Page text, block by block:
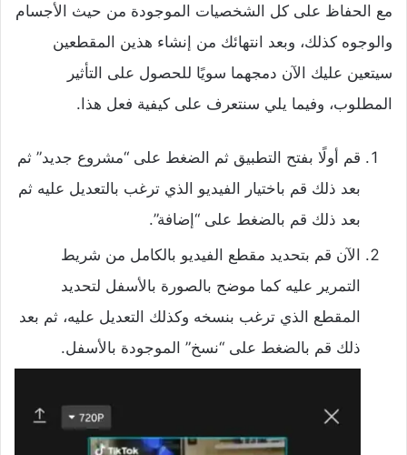
مع الحفاظ على كل الشخصيات الموجودة من حيث الأجسام
والوجوه كذلك، وبعد انتهائك من إنشاء هذين المقطعين
سيتعين عليك الآن دمجهما سويًا للحصول على التأثير
المطلوب، وفيما يلي سنتعرف على كيفية فعل هذا.
قم أولًا بفتح التطبيق ثم الضغط على “مشروع جديد” ثم
بعد ذلك قم باختيار الفيديو الذي ترغب بالتعديل عليه ثم
بعد ذلك قم بالضغط على “إضافة”.
الآن قم بتحديد مقطع الفيديو بالكامل من شريط
التمرير عليه كما موضح بالصورة بالأسفل لتحديد
المقطع الذي ترغب بنسخه وكذلك التعديل عليه، ثم بعد
ذلك قم بالضغط على “نسخ” الموجودة بالأسفل.